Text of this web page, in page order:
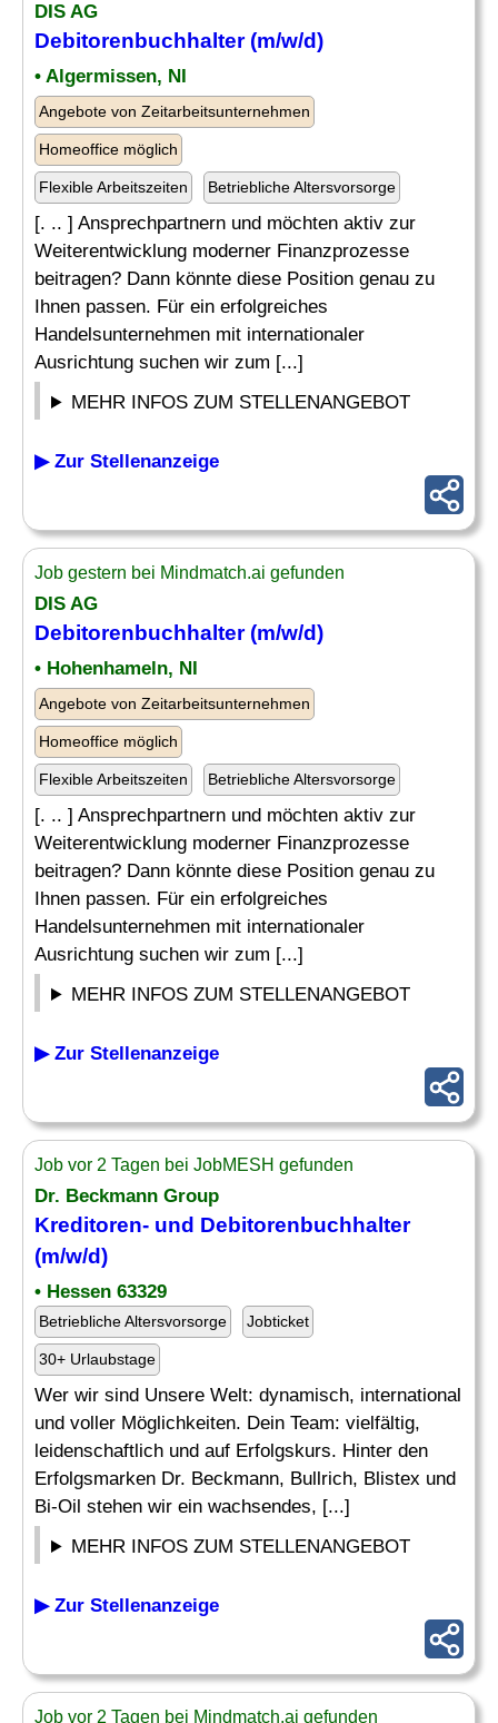
DIS AG
Debitorenbuchhalter(m/w/d)
• Algermissen, NI
Angebote von Zeitarbeitsunternehmen
Homeoffice möglich
Flexible Arbeitszeiten Betriebliche Altersvorsorge
[. .. ] Ansprechpartnern und möchten aktiv zur
Weiterentwicklung moderner Finanzprozesse
beitragen? Dann könnte diese Position genau zu
Ihnen passen. Für ein erfolgreiches
Handelsunternehmen mit internationaler
Ausrichtung suchen wir zum [...]
MEHR INFOS ZUM STELLENANGEBOT
▶ Zur Stellenanzeige
Job gestern bei Mindmatch.ai gefunden
DIS AG
Debitorenbuchhalter(m/w/d)
• Hohenhameln, NI
Angebote von Zeitarbeitsunternehmen
Homeoffice möglich
Flexible Arbeitszeiten Betriebliche Altersvorsorge
[. .. ] Ansprechpartnern und möchten aktiv zur
Weiterentwicklung moderner Finanzprozesse
beitragen? Dann könnte diese Position genau zu
Ihnen passen. Für ein erfolgreiches
Handelsunternehmen mit internationaler
Ausrichtung suchen wir zum [...]
MEHR INFOS ZUM STELLENANGEBOT
▶ Zur Stellenanzeige
Job vor 2 Tagen bei JobMESH gefunden
Dr. Beckmann Group
Kreditoren- und Debitorenbuchhalter
(m/w/d)
• Hessen 63329
Betriebliche Altersvorsorge Jobticket
30+ Urlaubstage
Wer wir sind Unsere Welt: dynamisch, international
und voller Möglichkeiten. Dein Team: vielfältig,
leidenschaftlich und auf Erfolgskurs. Hinter den
Erfolgsmarken Dr. Beckmann, Bullrich, Blistex und
Bi-Oil stehen wir ein wachsendes, [...]
MEHR INFOS ZUM STELLENANGEBOT
▶ Zur Stellenanzeige
Job vor 2 Tagen bei Mindmatch.ai gefunden